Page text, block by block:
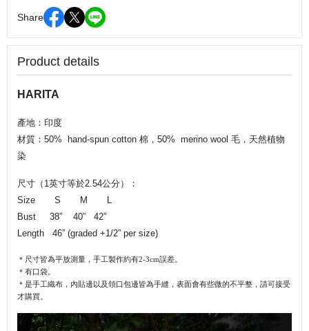
Share
Product details
HARITA
產地：印度
材質：50% hand-spun cotton 棉 ， 50% merino wool 毛， 天然植物
染
尺寸（1英寸等於2.54公分）：
Size S M L
Bust 38” 40” 42”
Length 46” (graded +1/2” per size)
＊尺寸皆為平放測量，手工製作約有2-3cm誤差。
＊有口袋。
＊是手工織布，內貼邊以及領口包邊皆為手縫， 表面會有些微的不平整， 請可接受
才購買。